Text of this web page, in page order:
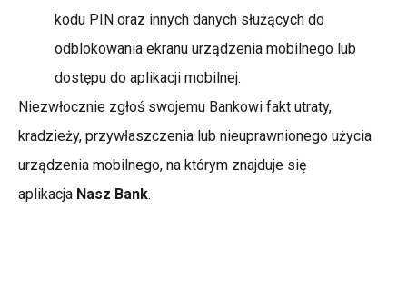
kodu PIN oraz innych danych służących do
odblokowania ekranu urządzenia mobilnego lub
dostępu do aplikacji mobilnej.
Niezwłocznie zgłoś swojemu Bankowi fakt utraty,
kradzieży, przywłaszczenia lub nieuprawnionego użycia
urządzenia mobilnego, na którym znajduje się
aplikacja Nasz Bank.